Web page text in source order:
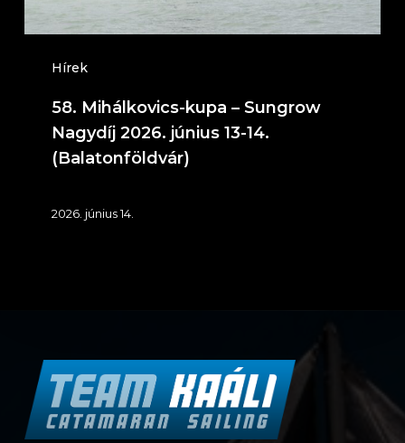
Hírek
június
13-
(Balatonföldvár)
58. Mihálkovics-kupa – Sungrow
Nagydíj 2026. június 13-14.
(Balatonföldvár)
2026. június 14.